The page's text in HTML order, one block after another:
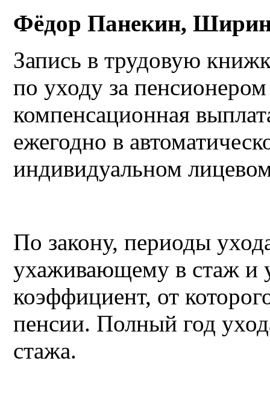
Фёдор Панекин,
Запись в трудовую
по уходу за
компенсационная
ежегодно в
индивидуальном
По закону, периоды
ухаживающему в стаж и
коэффициент, от
пенсии. Полный год
стажа.